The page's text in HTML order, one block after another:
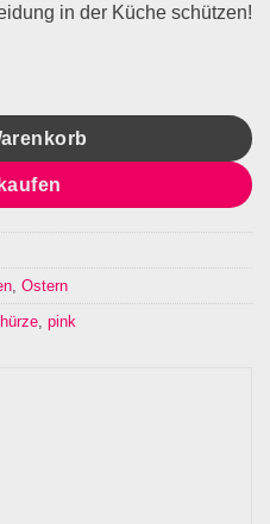
in der Küche schützen!
, Ostern
, pink